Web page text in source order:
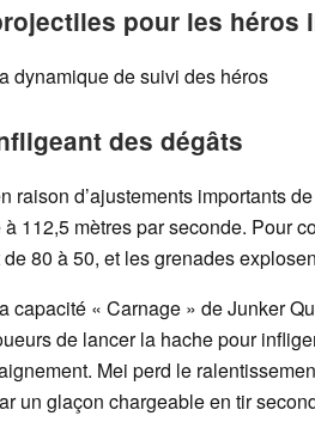
pour les héros
dynamique de suivi des héros
des dégâts
raison d’ajustements importants
112,5 mètres par seconde. Pour
80 à 50, et les grenades
capacité « Carnage » de Junker
de lancer la hache pour
Mei perd le
un glaçon chargeable en tir